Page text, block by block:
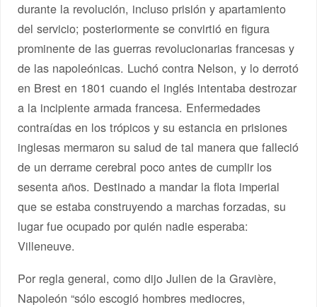
durante la revolución, incluso prisión y apartamiento
del servicio; posteriormente se convirtió en figura
prominente de las guerras revolucionarias francesas y
de las napoleónicas. Luchó contra Nelson, y lo derrotó
en Brest en 1801 cuando el inglés intentaba destrozar
a la incipiente armada francesa. Enfermedades
contraídas en los trópicos y su estancia en prisiones
inglesas mermaron su salud de tal manera que falleció
de un derrame cerebral poco antes de cumplir los
sesenta años. Destinado a mandar la flota imperial
que se estaba construyendo a marchas forzadas, su
lugar fue ocupado por quién nadie esperaba:
Villeneuve.
Por regla general, como dijo Julien de la Gravière,
Napoleón “sólo escogió hombres mediocres,